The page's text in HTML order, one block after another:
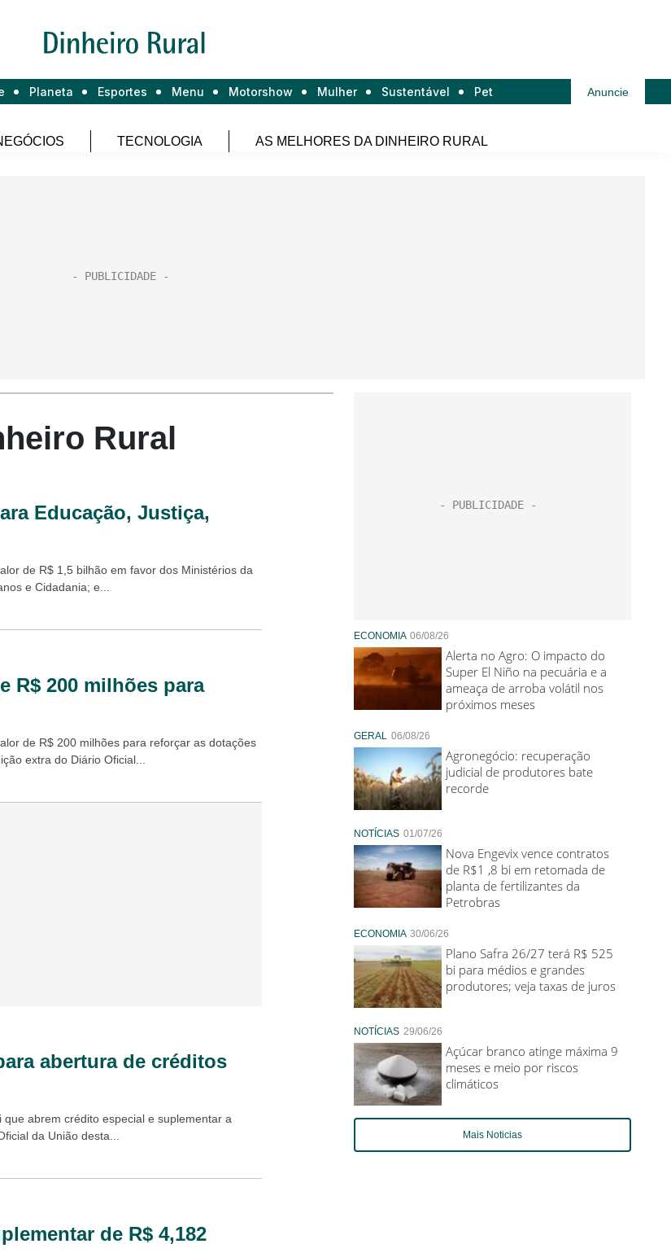
Planeta Esportes Menu Motorshow Mulher Sustentável Pet Anuncie
TECNOLOGIA AS MELHORES DA DINHEIRO RURAL
Rural
Educação, Justiça,
de R$ 1,5 bilhão em favor dos Ministérios da
e Cidadania; e...
R$ 200 milhões para
de R$ 200 milhões para reforçar as dotações
extra do Diário Oficial...
abertura de créditos
abrem crédito especial e suplementar a
da União desta...
de R$ 4,182
ECONOMIA 06/08/26
Alerta no Agro: O impacto do
Super El Niño na pecuária e a
ameaça de arroba volátil nos
próximos meses
GERAL 06/08/26
Agronegócio: recuperação
judicial de produtores bate
recorde
NOTÍCIAS 01/07/26
Nova Engevix vence contratos
de R$1 ,8 bi em retomada de
planta de fertilizantes da
Petrobras
ECONOMIA 30/06/26
Plano Safra 26/27 terá R$ 525
bi para médios e grandes
produtores; veja taxas de juros
NOTÍCIAS 29/06/26
Açúcar branco atinge máxima 9
meses e meio por riscos
climáticos
Mais Noticias